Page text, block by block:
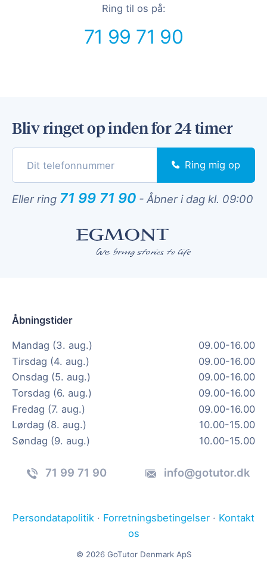
Ring til os på:
71 99 71 90
Bliv ringet op inden for 24 timer
Ring mig op
Eller ring 71 99 71 90 - Åbner i dag kl. 09:00
Åbningstider
Mandag (3. aug.)
09.00-16.00
Tirsdag (4. aug.)
09.00-16.00
Onsdag (5. aug.)
09.00-16.00
Torsdag (6. aug.)
09.00-16.00
Fredag (7. aug.)
09.00-16.00
Lørdag (8. aug.)
10.00-15.00
Søndag (9. aug.)
10.00-15.00
71 99 71 90 info@gotutor.dk
Persondatapolitik · Forretningsbetingelser · Kontakt
os
© 2026 GoTutor Denmark ApS